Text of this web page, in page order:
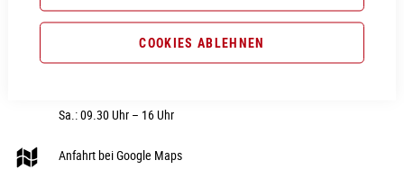
COOKIES ABLEHNEN
E-Mail:webshop@cube-store-
Hier unsere Öffnungszeiten:
Sa.: 09.30 Uhr – 16 Uhr
Anfahrt bei Google Maps
Fahrradzubehör
Sale